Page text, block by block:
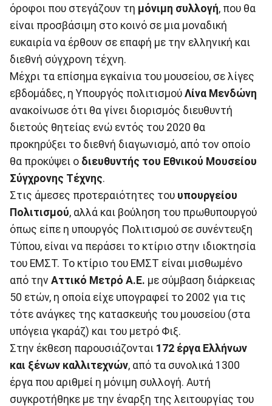
όροφοι που στεγάζουν τη μόνιμη συλλογή, που θα
είναι προσβάσιμη στο κοινό σε μια μοναδική
ευκαιρία να έρθουν σε επαφή με την ελληνική και
διεθνή σύγχρονη τέχνη.
Μέχρι τα επίσημα εγκαίνια του μουσείου, σε λίγες
εβδομάδες, η Υπουργός πολιτισμού Λίνα Μενδώνη
ανακοίνωσε ότι θα γίνει διορισμός διευθυντή
διετούς θητείας ενώ εντός του 2020 θα
προκηρύξει το διεθνή διαγωνισμό, από τον οποίο
θα προκύψει ο διευθυντής του Εθνικού Μουσείου
Σύγχρονης Τέχνης.
Στις άμεσες προτεραιότητες του υπουργείου
Πολιτισμού, αλλά και βούληση του πρωθυπουργού
όπως είπε η υπουργός Πολιτισμού σε συνέντευξη
Τύπου, είναι να περάσει το κτίριο στην ιδιοκτησία
του ΕΜΣΤ. Το κτίριο του ΕΜΣΤ είναι μισθωμένο
από την Αττικό Μετρό Α.Ε. με σύμβαση διάρκειας
50 ετών, η οποία είχε υπογραφεί το 2002 για τις
τότε ανάγκες της κατασκευής του μουσείου (στα
υπόγεια γκαράζ) και του μετρό Φιξ.
Στην έκθεση παρουσιάζονται 172 έργα Ελλήνων
και ξένων καλλιτεχνών, από τα συνολικά 1300
έργα που αριθμεί η μόνιμη συλλογή. Αυτή
συγκροτήθηκε με την έναρξη της λειτουργίας του